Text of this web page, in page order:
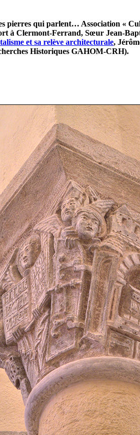
pierres qui parlent… Association «
à Clermont-Ferrand, Sœur Jean-
et sa relève architecturale,
Historiques GAHOM-CRH).